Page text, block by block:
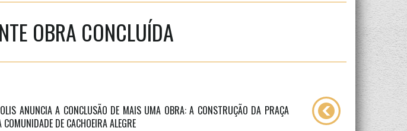
OBRA CONCLUÍDA
ANUNCIA A CONCLUSÃO DE MAIS UMA OBRA: A CONSTRUÇÃO DA PRAÇA
DE CACHOEIRA ALEGRE